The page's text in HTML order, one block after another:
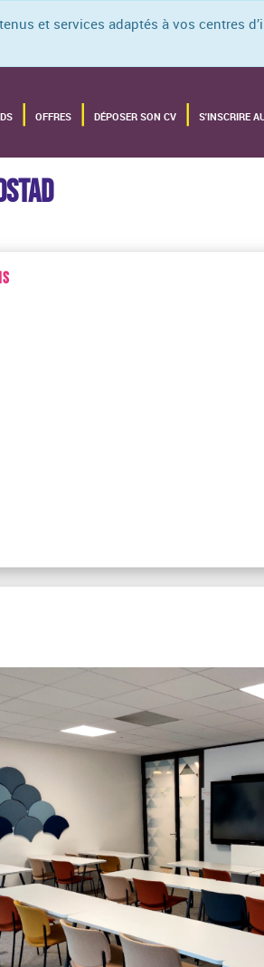
et services adaptés à vos centres
OFFRES DÉPOSER SON CV S'INSCRIRE